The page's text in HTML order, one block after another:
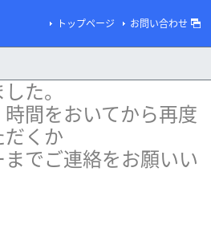
トップページ お問い合わせ
た。
間をおいてから再度
だくか
でご連絡をお願いい